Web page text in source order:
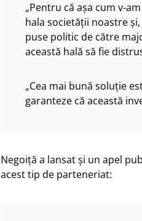
„Pentru că așa cum v-
hala societății noastre
puse politic de către
această hală să fie
„Cea mai bună soluție
garanteze că această
Negoiță a lansat și un apel
acest tip de parteneriat: